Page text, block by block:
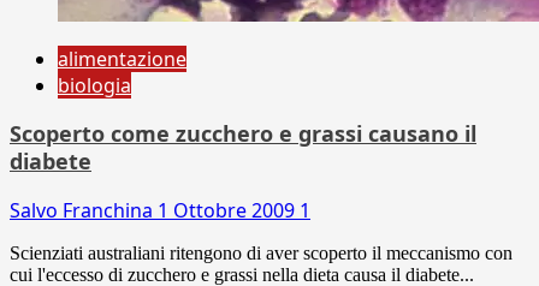
alimentazione
biologia
Scoperto come zucchero e grassi causano il
diabete
Salvo Franchina 1 Ottobre 2009 1
Scienziati australiani ritengono di aver scoperto il meccanismo con
cui l'eccesso di zucchero e grassi nella dieta causa il diabete...